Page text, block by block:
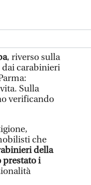
, riverso sulla
dai carabinieri
Sulla
verificando
che
della
prestato i